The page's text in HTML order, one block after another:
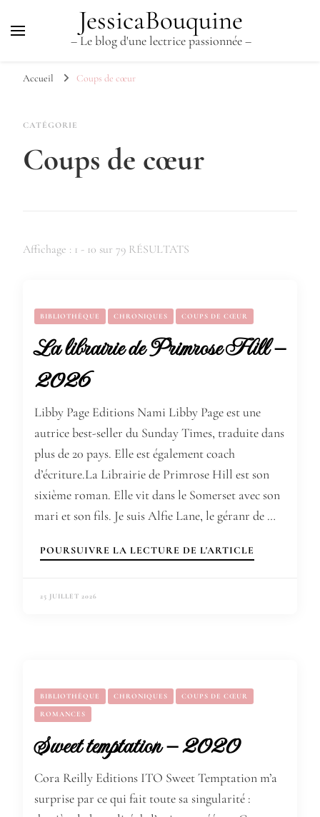
JessicaBouquine
– Le blog d'une lectrice passionnée –
Accueil Coups de cœur
CATÉGORIE
Coups de cœur
Affichage : 1 - 10 sur 79 RÉSULTATS
BIBLIOTHÈQUE CHRONIQUES COUPS DE CŒUR
La librairie de Primrose Hill –
2026
Libby Page Editions Nami Libby Page est une
autrice best-seller du Sunday Times, traduite dans
plus de 20 pays. Elle est également coach
d’écriture.La Librairie de Primrose Hill est son
sixième roman. Elle vit dans le Somerset avec son
mari et son fils. Je suis Alfie Lane, le géranr de …
POURSUIVRE LA LECTURE DE L'ARTICLE
25 JUILLET 2026
BIBLIOTHÈQUE CHRONIQUES COUPS DE CŒUR
ROMANCES
Sweet temptation – 2020
Cora Reilly Editions ITO Sweet Temptation m’a
surprise par ce qui fait toute sa singularité :